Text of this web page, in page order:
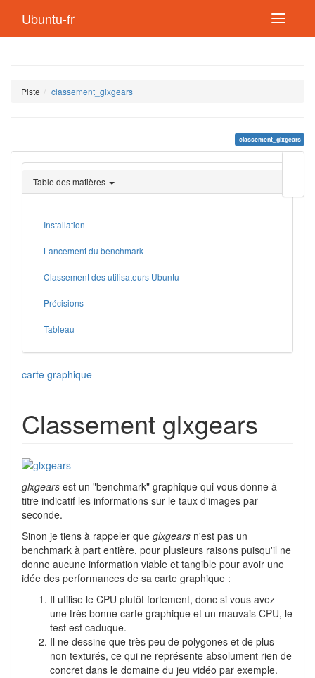
Ubuntu-fr
Piste classement_glxgears
classement_glxgears
page
Table des matières
Installation
Lancement du benchmark
Classement des utilisateurs Ubuntu
Précisions
Tableau
carte graphique
Classement glxgears
glxgears est un "benchmark" graphique qui vous donne à
titre indicatif les informations sur le taux d'images par
seconde.
Sinon je tiens à rappeler que glxgears n'est pas un
benchmark à part entière, pour plusieurs raisons puisqu'il ne
donne aucune information viable et tangible pour avoir une
idée des performances de sa carte graphique :
Il utilise le CPU plutôt fortement, donc si vous avez
une très bonne carte graphique et un mauvais CPU, le
test est caduque.
Il ne dessine que très peu de polygones et de plus
non texturés, ce qui ne représente absolument rien de
concret dans le domaine du jeu vidéo par exemple.